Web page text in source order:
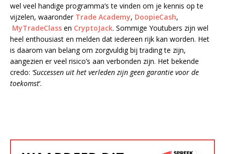
wel veel handige programma’s te vinden om je kennis op te
vijzelen, waaronder Trade Academy, DoopieCash,
MyTradeClass en CryptoJack. Sommige Youtubers zijn wel
heel enthousiast en melden dat iedereen rijk kan worden. Het
is daarom van belang om zorgvuldig bij trading te zijn,
aangezien er veel risico’s aan verbonden zijn. Het bekende
credo: ‘Successen uit het verleden zijn geen garantie voor de
toekomst‘.